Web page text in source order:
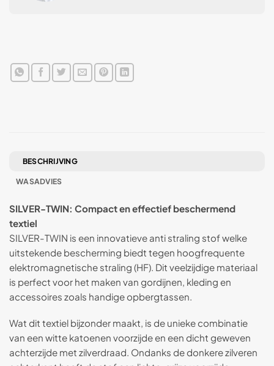
BESCHRIJVING
WASADVIES
SILVER-TWIN: Compact en effectief beschermend
textiel
SILVER-TWIN is een innovatieve anti straling stof welke
uitstekende bescherming biedt tegen hoogfrequente
elektromagnetische straling (HF). Dit veelzijdige materiaal
is perfect voor het maken van gordijnen, kleding en
accessoires zoals handige opbergtassen.
Wat dit textiel bijzonder maakt, is de unieke combinatie
van een witte katoenen voorzijde en een dicht geweven
achterzijde met zilverdraad. Ondanks de donkere zilveren